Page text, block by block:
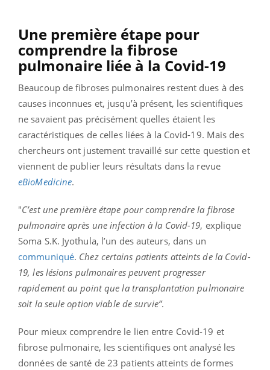
Une première étape pour
comprendre la fibrose
pulmonaire liée à la Covid-19
Beaucoup de fibroses pulmonaires restent dues à des
causes inconnues et, jusqu’à présent, les scientifiques
ne savaient pas précisément quelles étaient les
caractéristiques de celles liées à la Covid-19. Mais des
chercheurs ont justement travaillé sur cette question et
viennent de publier leurs résultats dans la revue
eBioMedicine.
"C’est une première étape pour comprendre la fibrose
pulmonaire après une infection à la Covid-19, explique
Soma S.K. Jyothula, l’un des auteurs, dans un
communiqué. Chez certains patients atteints de la Covid-
19, les lésions pulmonaires peuvent progresser
rapidement au point que la transplantation pulmonaire
soit la seule option viable de survie”.
Pour mieux comprendre le lien entre Covid-19 et
fibrose pulmonaire, les scientifiques ont analysé les
données de santé de 23 patients atteints de formes